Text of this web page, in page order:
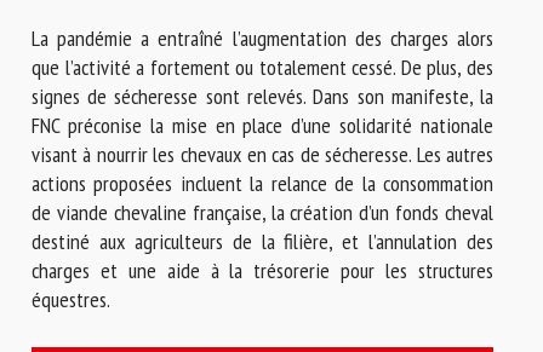
La pandémie a entraîné l’augmentation des charges alors
que l’activité a fortement ou totalement cessé. De plus, des
signes de sécheresse sont relevés. Dans son manifeste, la
FNC préconise la mise en place d’une solidarité nationale
visant à nourrir les chevaux en cas de sécheresse. Les autres
actions proposées incluent la relance de la consommation
de viande chevaline française, la création d’un fonds cheval
destiné aux agriculteurs de la filière, et l’annulation des
charges et une aide à la trésorerie pour les structures
équestres.
Organisme *
E-mail *
En soumettant ce formulaire, j'accepte que les
informations saisies soient utilisées dans le cadre de la
relation avec le CNR BEA. *